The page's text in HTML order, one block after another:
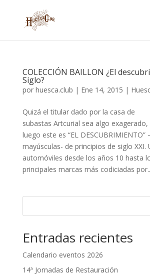
COLECCIÓN BAILLON ¿El
Siglo?
por huesca.club | Ene 14, 2015 |
Quizá el titular dado por la casa de
subastas Artcurial sea algo
luego este es “EL DESCUBRIMIENTO”
mayúsculas- de principios de siglo XXI.
automóviles desde los años 10 hasta
principales marcas más codiciadas
Entradas recientes
Calendario eventos 2026
14ª Jornadas de Restauración